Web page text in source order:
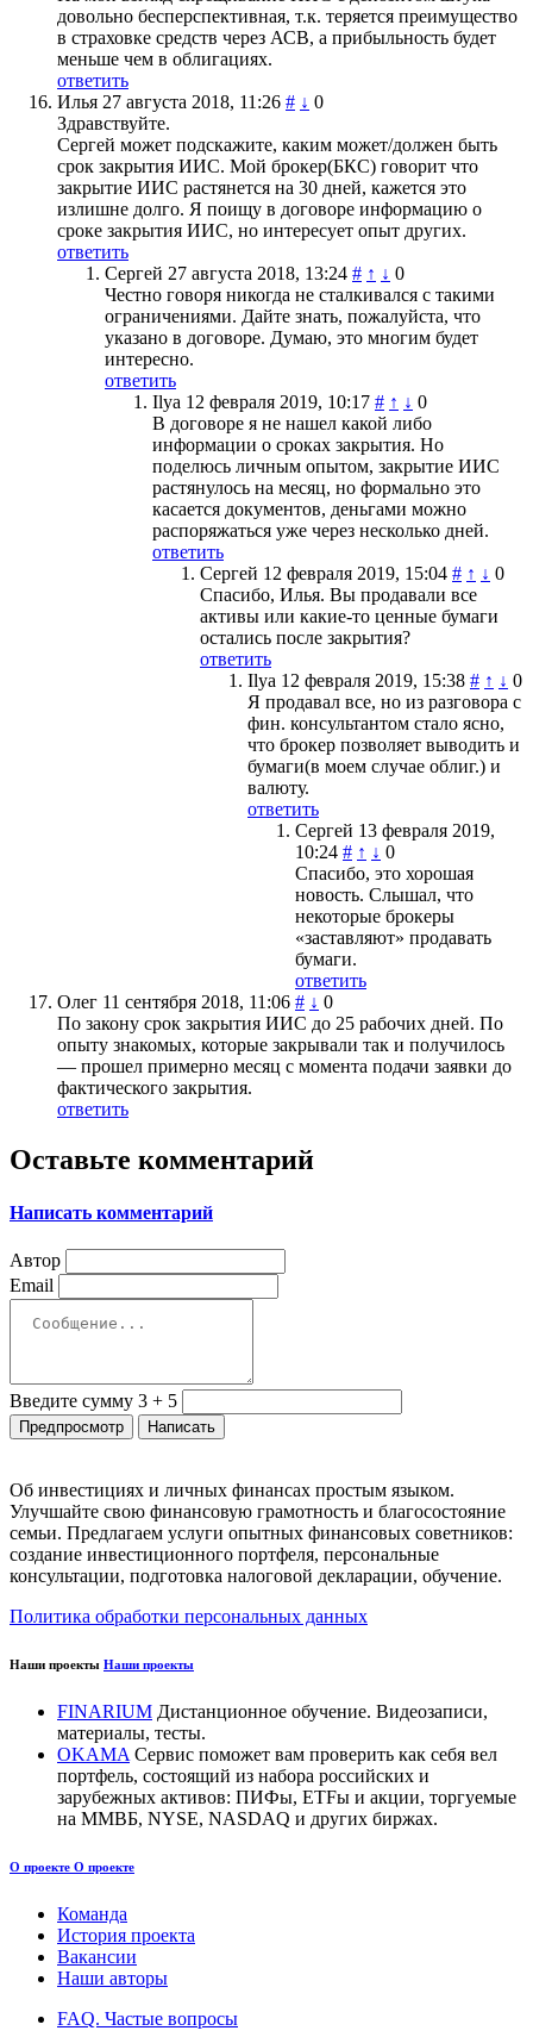
довольно бесперспективная, т.к. теряется преимущество
в страховке средств через АСВ, а прибыльность будет
меньше чем в облигациях.
ответить
Илья 27 августа 2018, 11:26 # ↓ 0
Здравствуйте.
Сергей может подскажите, каким может/должен быть
срок закрытия ИИС. Мой брокер(БКС) говорит что
закрытие ИИС растянется на 30 дней, кажется это
излишне долго. Я поищу в договоре информацию о
сроке закрытия ИИС, но интересует опыт других.
ответить
Сергей 27 августа 2018, 13:24 # ↑ ↓ 0
Честно говоря никогда не сталкивался с такими
ограничениями. Дайте знать, пожалуйста, что
указано в договоре. Думаю, это многим будет
интересно.
ответить
Ilya 12 февраля 2019, 10:17 # ↑ ↓ 0
В договоре я не нашел какой либо
информации о сроках закрытия. Но
поделюсь личным опытом, закрытие ИИС
растянулось на месяц, но формально это
касается документов, деньгами можно
распоряжаться уже через несколько дней.
ответить
Сергей 12 февраля 2019, 15:04 # ↑ ↓ 0
Спасибо, Илья. Вы продавали все
активы или какие-то ценные бумаги
остались после закрытия?
ответить
Ilya 12 февраля 2019, 15:38 # ↑ ↓ 0
Я продавал все, но из разговора с
фин. консультантом стало ясно,
что брокер позволяет выводить и
бумаги(в моем случае облиг.) и
валюту.
ответить
Сергей 13 февраля 2019,
10:24 # ↑ ↓ 0
Спасибо, это хорошая
новость. Слышал, что
некоторые брокеры
«заставляют» продавать
бумаги.
ответить
Олег 11 сентября 2018, 11:06 # ↓ 0
По закону срок закрытия ИИС до 25 рабочих дней. По
опыту знакомых, которые закрывали так и получилось
— прошел примерно месяц с момента подачи заявки до
фактического закрытия.
ответить
Оставьте комментарий
Написать комментарий
Автор
Email
Введите сумму 3 + 5
Об инвестициях и личных финансах простым языком.
Улучшайте свою финансовую грамотность и благосостояние
семьи. Предлагаем услуги опытных финансовых советников:
создание инвестиционного портфеля, персональные
консультации, подготовка налоговой декларации, обучение.
Политика обработки персональных данных
Наши проекты Наши проекты
FINARIUM Дистанционное обучение. Видеозаписи,
материалы, тесты.
OKAMA Сервис поможет вам проверить как себя вел
портфель, состоящий из набора российских и
зарубежных активов: ПИФы, ETFы и акции, торгуемые
на ММВБ, NYSE, NASDAQ и других биржах.
О проекте О проекте
Команда
История проекта
Вакансии
Наши авторы
FAQ. Частые вопросы